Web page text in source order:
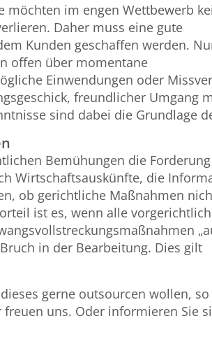
möchten im engen Wettbewerb
Daher muss eine gute
Kunden geschaffen werden.
offen über momentane
Einwendungen oder
freundlicher Umgang
sind dabei die Grundlage
Bemühungen die
Wirtschaftsauskünfte, die
ob gerichtliche Maßnahmen
ist es, wenn alle
in der Bearbeitung. Dies gilt
gerne outsourcen wollen,
uns. Oder informieren Sie